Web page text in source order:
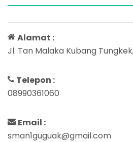
Alamat :
Jl. Tan Malaka Kubang
Telepon :
08990361060
Email :
sman1guguak@gmail.com